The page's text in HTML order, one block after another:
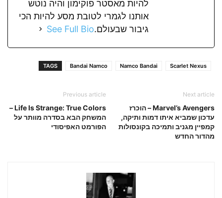
להיות מאסטר פוקימון והיה נוטש
אותנו לגמרי לטובת מסע להיות הכי
גיבור שבעולם.See Full Bio
TAGS Bandai Namco Namco Bandai Scarlet Nexus
Previous article
Life Is Strange: True Colors –
המשחק הבא בסדרה מוותר על
הפורמט האפיסודי
Next article
Marvel’s Avengers – הוכרז
עדכון שמביא איתו דמות ותיקה,
קמפיין מגניב ותמיכה בקונסולות
מהדור החדש